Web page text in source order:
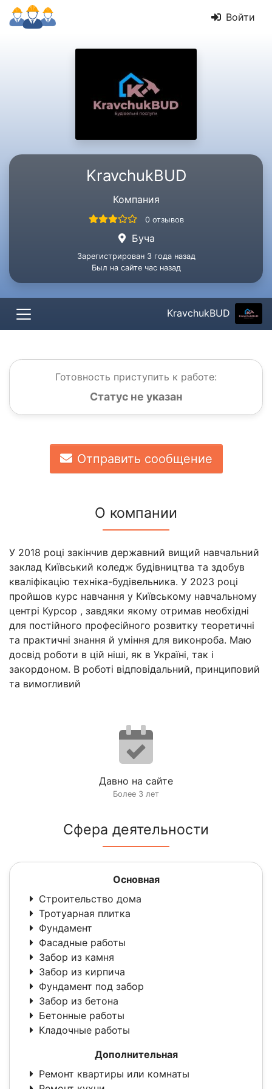
Войти
KravchukBUD
Компания
0 отзывов
Буча
Зарегистрирован 3 года назад
Был на сайте час назад
KravchukBUD
Готовность приступить к работе:
Статус не указан
Отправить сообщение
О компании
У 2018 році закінчив державний вищий навчальний
заклад Київський коледж будівництва та здобув
кваліфікацію техніка-будівельника. У 2023 році
пройшов курс навчання у Київському навчальному
центрі Курсор , завдяки якому отримав необхідні
для постійного професійного розвитку теоретичні
та практичні знання й уміння для виконроба. Маю
досвід роботи в цій ніші, як в Україні, так і
закордоном. В роботі відповідальний, принциповий
та вимогливий
Давно на сайте
Более 3 лет
Сфера деятельности
Основная
Строительство дома
Тротуарная плитка
Фундамент
Фасадные работы
Забор из камня
Забор из кирпича
Фундамент под забор
Забор из бетона
Бетонные работы
Кладочные работы
Дополнительная
Ремонт квартиры или комнаты